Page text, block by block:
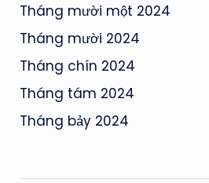
Tháng mười một 2024
Tháng mười 2024
Tháng chín 2024
Tháng tám 2024
Tháng bảy 2024